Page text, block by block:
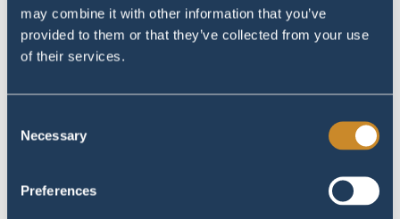
may combine it with other information that you’ve
provided to them or that they’ve collected from your use
of their services.
Selection
Necessary
Preferences
eenvoudig kan op- en afbreken. Dit alles
binnen een tijdsbestek van vijftien
minuten. Om het horeca zeildoek
van de rek van de garens. Dit doet u door
het zeildoek weer af te breken, zorgt u er